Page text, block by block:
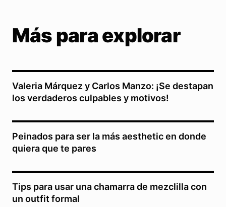
Más para explorar
Valeria Márquez y Carlos Manzo: ¡Se destapan
los verdaderos culpables y motivos!
Peinados para ser la más aesthetic en donde
quiera que te pares
Tips para usar una chamarra de mezclilla con
un outfit formal